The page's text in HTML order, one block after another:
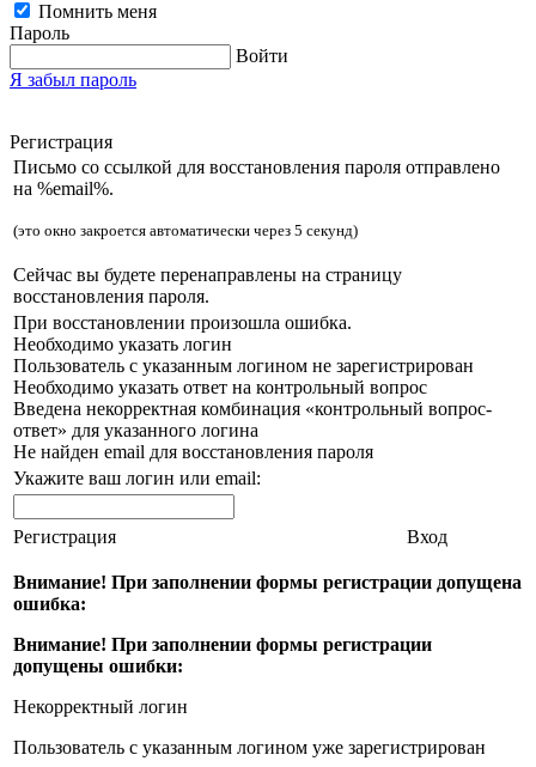
Помнить меня
Пароль
Войти
Я забыл пароль
Регистрация
Письмо со ссылкой для восстановления пароля отправлено
на %email%.
(это окно закроется автоматически через 5 секунд)
Сейчас вы будете перенаправлены на страницу
восстановления пароля.
При восстановлении произошла ошибка.
Необходимо указать логин
Пользователь с указанным логином не зарегистрирован
Необходимо указать ответ на контрольный вопрос
Введена некорректная комбинация «контрольный вопрос-
ответ» для указанного логина
Не найден email для восстановления пароля
Укажите ваш логин или email:
Регистрация Вход
Внимание! При заполнении формы регистрации допущена
ошибка:
Внимание! При заполнении формы регистрации
допущены ошибки:
Некорректный логин
Пользователь с указанным логином уже зарегистрирован